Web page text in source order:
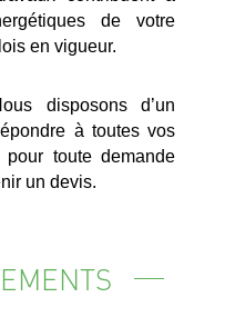
de votre
en vigueur.
disposons d’un
à toutes vos
pour toute demande
un devis.